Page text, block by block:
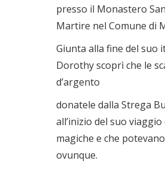
presso il Monastero
Martire nel Comune di
Giunta alla fine del suo
Dorothy scoprì che le
d’argento
donatele dalla Strega
all’inizio del suo
magiche e che
ovunque.